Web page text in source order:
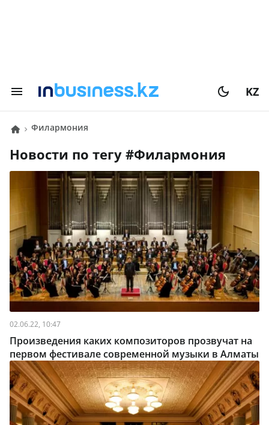
KZ
филармония
Новости по тегу # филармония
02.06.22, 10:47
Произведения каких композиторов прозвучат на
первом фестивале современной музыки в Алматы